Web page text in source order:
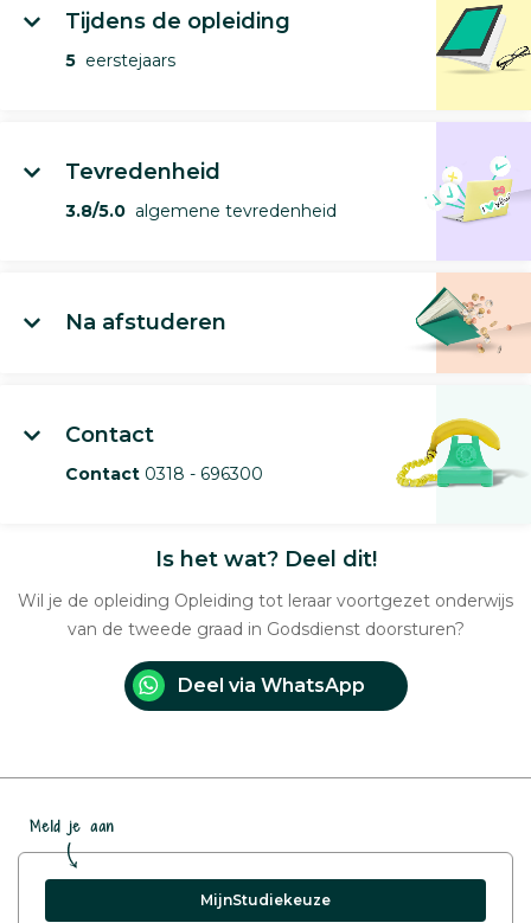
Tijdens de opleiding
5 eerstejaars
Tevredenheid
3.8/5.0 algemene tevredenheid
Na afstuderen
Contact
Contact 0318 - 696300
Is het wat? Deel dit!
Wil je de opleiding Opleiding tot leraar voortgezet onderwijs
van de tweede graad in Godsdienst doorsturen?
Deel via WhatsApp
Meld je aan
MijnStudiekeuze